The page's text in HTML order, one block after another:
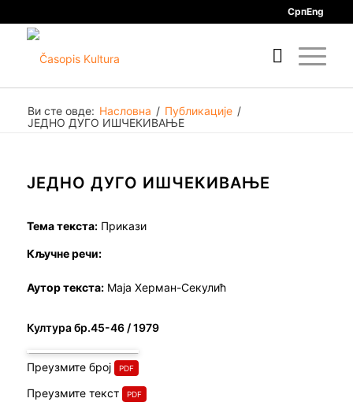
СрпEng
Ви сте овде: Насловна / Публикације /
ЈЕДНО ДУГО ИШЧЕКИВАЊЕ
ЈЕДНО ДУГО ИШЧЕКИВАЊЕ
Тема текста:Прикази
Кључне речи:
Аутор текста:Маја Херман-Секулић
Култура бр.45-46 / 1979
Преузмите број
Преузмите текст